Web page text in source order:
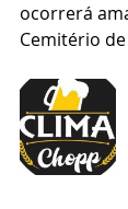
ocorrerá
Cemitério